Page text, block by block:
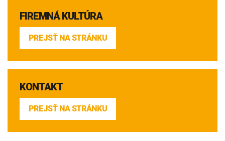
FIREMNÁ KULTÚRA
PREJSŤ NA STRÁNKU
KONTAKT
PREJSŤ NA STRÁNKU